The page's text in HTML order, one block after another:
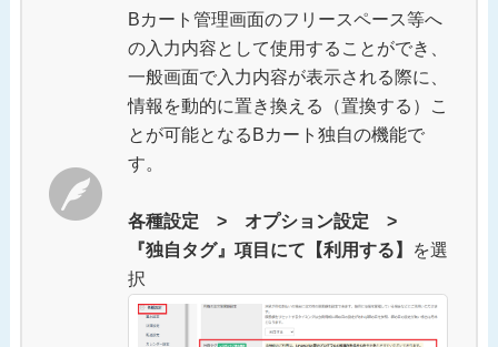
Bカート管理画面のフリースペース等へ
の入力内容として使用することができ、
一般画面で入力内容が表示される際に、
情報を動的に置き換える（置換する）こ
とが可能となるBカート独自の機能で
す。
各種設定 > オプション設定 >
『独自タグ』項目にて【利用する】
を選
択